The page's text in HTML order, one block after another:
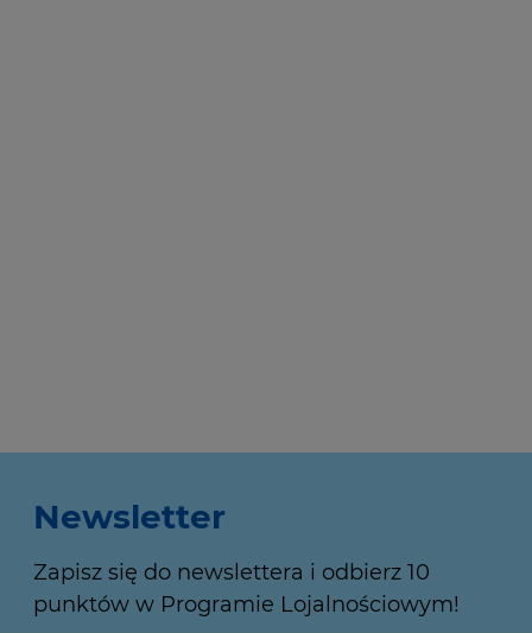
Newsletter
Zapisz się do newslettera i odbierz 10
punktów w Programie Lojalnościowym!